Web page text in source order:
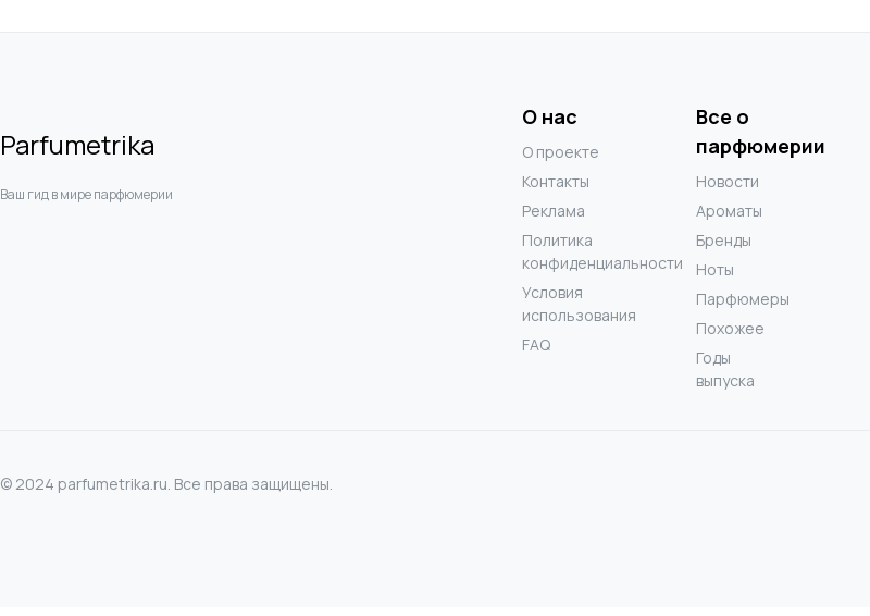
Parfumetrika
Ваш гид в мире парфюмерии
О нас
О проекте
Контакты
Реклама
Политика
конфиденциальности
Условия
использования
FAQ
Все о
парфюмерии
Новости
Ароматы
Бренды
Ноты
Парфюмеры
Похожее
Годы
выпуска
© 2024 parfumetrika.ru. Все права защищены.